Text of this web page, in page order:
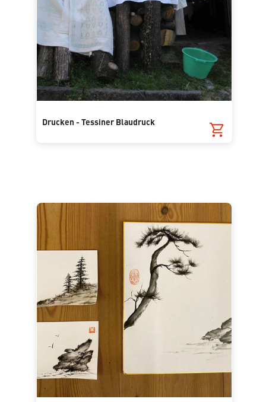
Drucken - Tessiner Blaudruck